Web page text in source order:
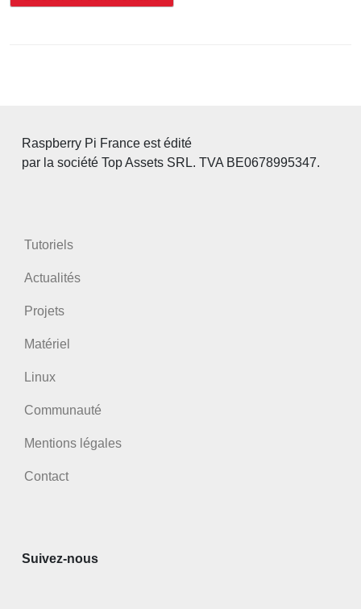
Raspberry Pi France est édité
par la société Top Assets SRL. TVA BE0678995347.
Tutoriels
Actualités
Projets
Matériel
Linux
Communauté
Mentions légales
Contact
Suivez-nous